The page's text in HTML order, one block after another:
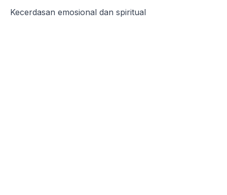
Kecerdasan emosional dan spiritual